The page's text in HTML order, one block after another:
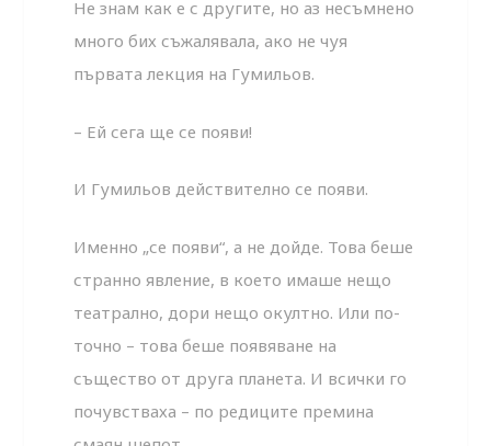
Не знам как е с другите, но аз несъмнено
много бих съжалявала, ако не чуя
първата лекция на Гумильов.
– Ей сега ще се появи!
И Гумильов действително се появи.
Именно „се появи“, а не дойде. Това беше
странно явление, в което имаше нещо
театрално, дори нещо окултно. Или по-
точно – това беше появяване на
същество от друга планета. И всички го
почувстваха – по редиците премина